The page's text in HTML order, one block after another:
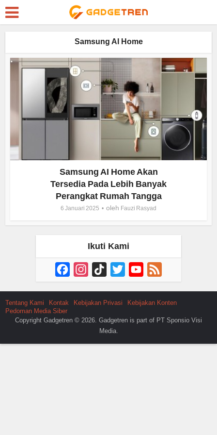
Samsung AI Home
Samsung AI Home Akan
Tersedia Pada Lebih Banyak
Perangkat Rumah Tangga
6 Januari 2025 oleh Fauzi Rasyad
Ikuti Kami
FacebookInstagram
TikTok Twitter YouTube
Channel
Tentang Kami Kontak Kebijakan Privasi
Kebijakan Konten
Pedoman Media Siber
Copyright Gadgetren © 2026. Gadgetren is part of PT Sponsio Visi
Media.